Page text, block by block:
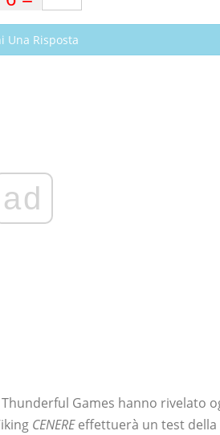
Una Risposta
ad
Games hanno rivelato
CENEREeffettuerà un test della